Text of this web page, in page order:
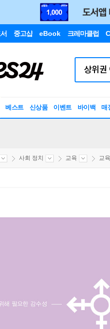
중고샵 eBook 크레마클럽
베스트 신상품 이벤트 바이백 매
사회 정치 교육 교